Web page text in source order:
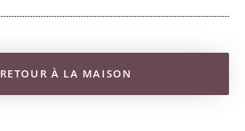
RETOUR À LA MAISON